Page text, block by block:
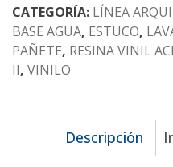
CATEGORÍA: LÍNEA
BASE AGUA, ESTUCO,
PAÑETE, RESINA VINIL
II, VINILO
Descripción